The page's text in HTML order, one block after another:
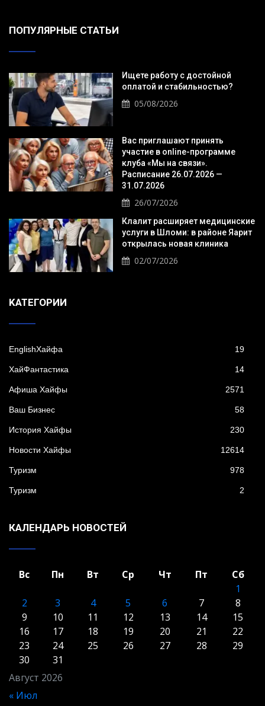
ПОПУЛЯРНЫЕ СТАТЬИ
Ищете работу с достойной
оплатой и стабильностью?
05/08/2026
Вас приглашают принять
участие в online-программе
клуба «Мы на связи».
Расписание 26.07.2026 —
31.07.2026
26/07/2026
Клалит расширяет медицинские
услуги в Шломи: в районе Яарит
открылась новая клиника
02/07/2026
KАТЕГОРИИ
EnglishХайфа 19
XайФантастика 14
Афиша Хайфы 2571
Ваш Бизнес 58
История Хайфы 230
Новости Хайфы 12614
Туризм 978
Туризм 2
КАЛЕНДАРЬ НОВОСТЕЙ
Август 2026
Вс Пн Вт Ср Чт Пт
Сб
1
2
3 4 5 6 7
8
9
10 11 12 13 14
15
16
17 18 19 20 21
22
23
24 25 26 27 28
29
30
31
« Июл